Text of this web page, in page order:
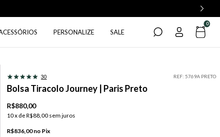
PERSONALIZE SALE
0
30 REF: 5769A PRETO
Bolsa Tiracolo Journey | Paris Preto
R$880,00
10x deR$88,00 sem juros
R$836,00 Pix